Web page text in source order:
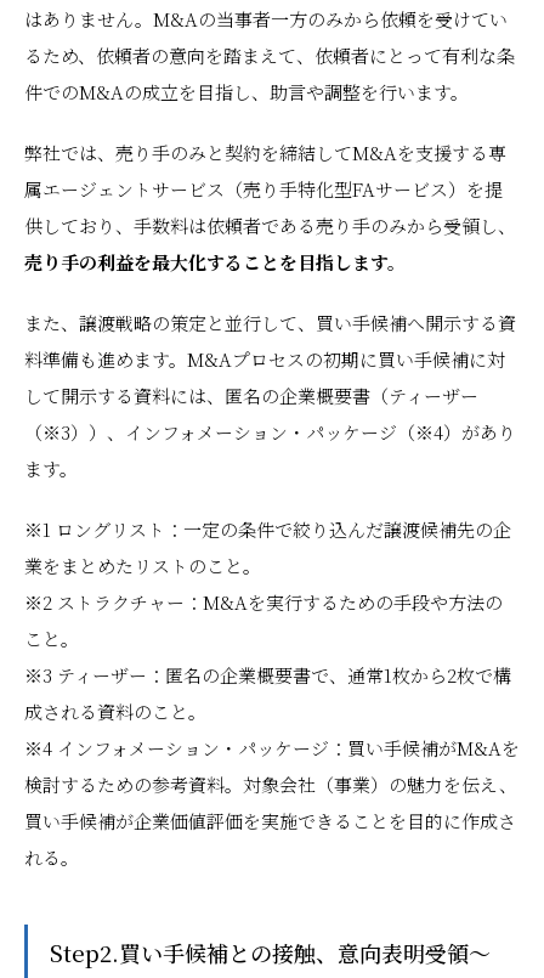
はありません。M&Aの当事者一方のみから依頼を受けてい
るため、依頼者の意向を踏まえて、依頼者にとって有利な条
件でのM&Aの成立を目指し、助言や調整を行います。
弊社では、売り手のみと契約を締結してM&Aを支援する専
属エージェントサービス（売り手特化型FAサービス）を提
供しており、手数料は依頼者である売り手のみから受領し、
売り手の利益を最大化することを目指します。
また、譲渡戦略の策定と並行して、買い手候補へ開示する資
料準備も進めます。M&Aプロセスの初期に買い手候補に対
して開示する資料には、匿名の企業概要書（ティーザー
（※3））、インフォメーション・パッケージ（※4）があり
ます。
※1 ロングリスト：一定の条件で絞り込んだ譲渡候補先の企
業をまとめたリストのこと。
※2 ストラクチャー：M&Aを実行するための手段や方法の
こと。
※3 ティーザー：匿名の企業概要書で、通常1枚から2枚で構
成される資料のこと。
※4 インフォメーション・パッケージ：買い手候補がM&Aを
検討するための参考資料。対象会社（事業）の魅力を伝え、
買い手候補が企業価値評価を実施できることを目的に作成さ
れる。
Step2.買い手候補との接触、意向表明受領～